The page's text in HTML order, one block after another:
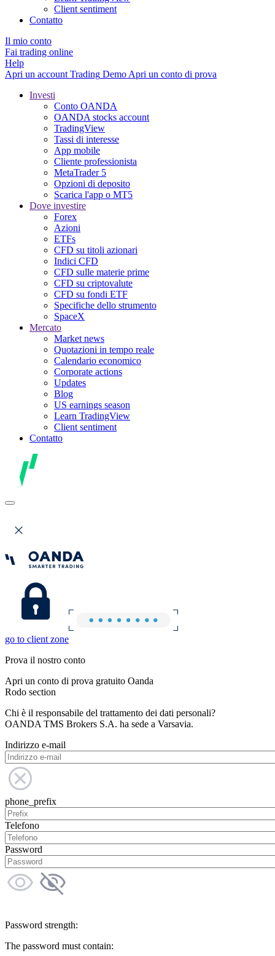
Client sentiment
Contatto
Il mio conto
Fai trading online
Help
Apri un account Trading Demo Apri un conto di prova
Investi
Conto OANDA
OANDA stocks account
TradingView
Tassi di interesse
App mobile
Cliente professionista
MetaTrader 5
Opzioni di deposito
Scarica l'app o MT5
Dove investire
Forex
Azioni
ETFs
CFD su titoli azionari
Indici CFD
CFD sulle materie prime
CFD su criptovalute
CFD su fondi ETF
Specifiche dello strumento
SpaceX
Mercato
Market news
Quotazioni in tempo reale
Calendario economico
Corporate actions
Updates
Blog
US earnings season
Learn TradingView
Client sentiment
Contatto
go to client zone
Prova il nostro conto
Apri un conto di prova gratuito Oanda
Rodo section
Chi è il responsabile del trattamento dei dati personali?
OANDA TMS Brokers S.A. ha sede a Varsavia.
Indirizzo e-mail
phone_prefix
Telefono
Password
Password strength:
The password must contain: